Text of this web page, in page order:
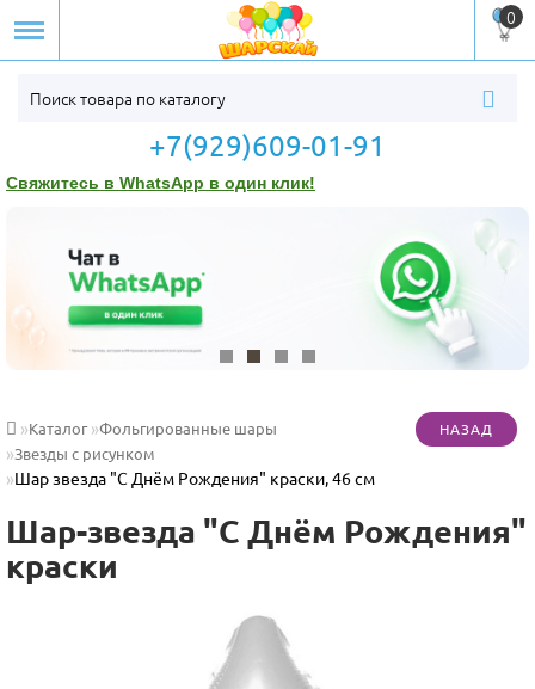
0
+7(929)609-01-91
Свяжитесь в WhatsApp в один клик!
Каталог Фольгированные шары
Звезды с рисунком
Шар звезда "С Днём Рождения" краски, 46 см
Шар-звезда "С Днём Рождения"
краски